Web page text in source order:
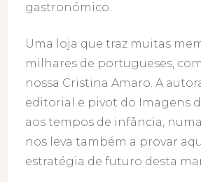
gastronómico.
Uma loja que traz muitas
milhares de portugueses,
nossa Cristina Amaro. A
editorial e pivot do Imagens
aos tempos de infância,
nos leva também a provar
estratégia de futuro desta